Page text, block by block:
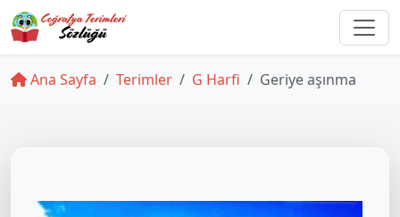
Ana Sayfa Terimler G Harfi Geriye aşınma